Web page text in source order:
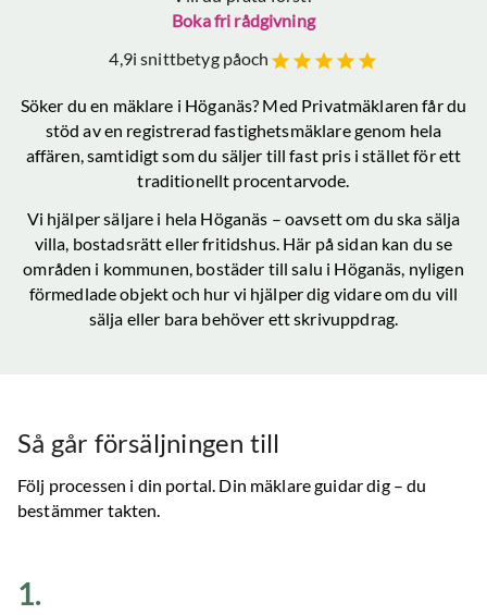
Boka fri rådgivning
4,9i snittbetyg påoch
Söker du en mäklare i Höganäs? Med Privatmäklaren får du
stöd av en registrerad fastighetsmäklare genom hela
affären, samtidigt som du säljer till fast pris i stället för ett
traditionellt procentarvode.
Vi hjälper säljare i hela Höganäs – oavsett om du ska sälja
villa, bostadsrätt eller fritidshus. Här på sidan kan du se
områden i kommunen, bostäder till salu i Höganäs, nyligen
förmedlade objekt och hur vi hjälper dig vidare om du vill
sälja eller bara behöver ett skrivuppdrag.
Så går försäljningen till
Följ processen i din portal. Din mäklare guidar dig – du
bestämmer takten.
1.